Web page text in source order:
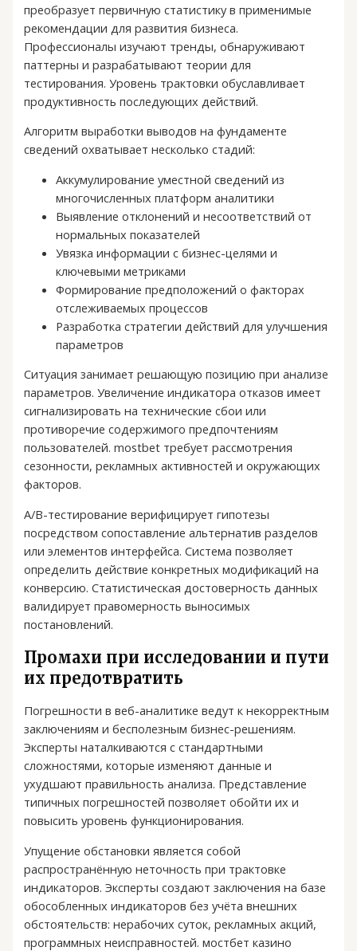
преобразует первичную статистику в применимые
рекомендации для развития бизнеса.
Профессионалы изучают тренды, обнаруживают
паттерны и разрабатывают теории для
тестирования. Уровень трактовки обуславливает
продуктивность последующих действий.
Алгоритм выработки выводов на фундаменте
сведений охватывает несколько стадий:
Аккумулирование уместной сведений из
многочисленных платформ аналитики
Выявление отклонений и несоответствий от
нормальных показателей
Увязка информации с бизнес-целями и
ключевыми метриками
Формирование предположений о факторах
отслеживаемых процессов
Разработка стратегии действий для улучшения
параметров
Ситуация занимает решающую позицию при анализе
параметров. Увеличение индикатора отказов имеет
сигнализировать на технические сбои или
противоречие содержимого предпочтениям
пользователей. mostbet требует рассмотрения
сезонности, рекламных активностей и окружающих
факторов.
A/B-тестирование верифицирует гипотезы
посредством сопоставление альтернатив разделов
или элементов интерфейса. Система позволяет
определить действие конкретных модификаций на
конверсию. Статистическая достоверность данных
валидирует правомерность выносимых
постановлений.
Промахи при исследовании и пути
их предотвратить
Погрешности в веб-аналитике ведут к некорректным
заключениям и бесполезным бизнес-решениям.
Эксперты наталкиваются с стандартными
сложностями, которые изменяют данные и
ухудшают правильность анализа. Представление
типичных погрешностей позволяет обойти их и
повысить уровень функционирования.
Упущение обстановки является собой
распространённую неточность при трактовке
индикаторов. Эксперты создают заключения на базе
обособленных индикаторов без учёта внешних
обстоятельств: нерабочих суток, рекламных акций,
программных неисправностей. мостбет казино